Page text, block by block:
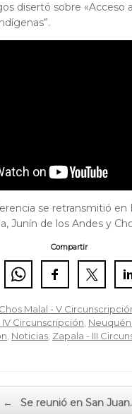
disertó sobre «Acceso
se retransmitió en
Junín de los Andes y
Compartir
Chos Malal - V
Circunscripción Neuquén
Noticias Zapala - III
← Se reunió en San